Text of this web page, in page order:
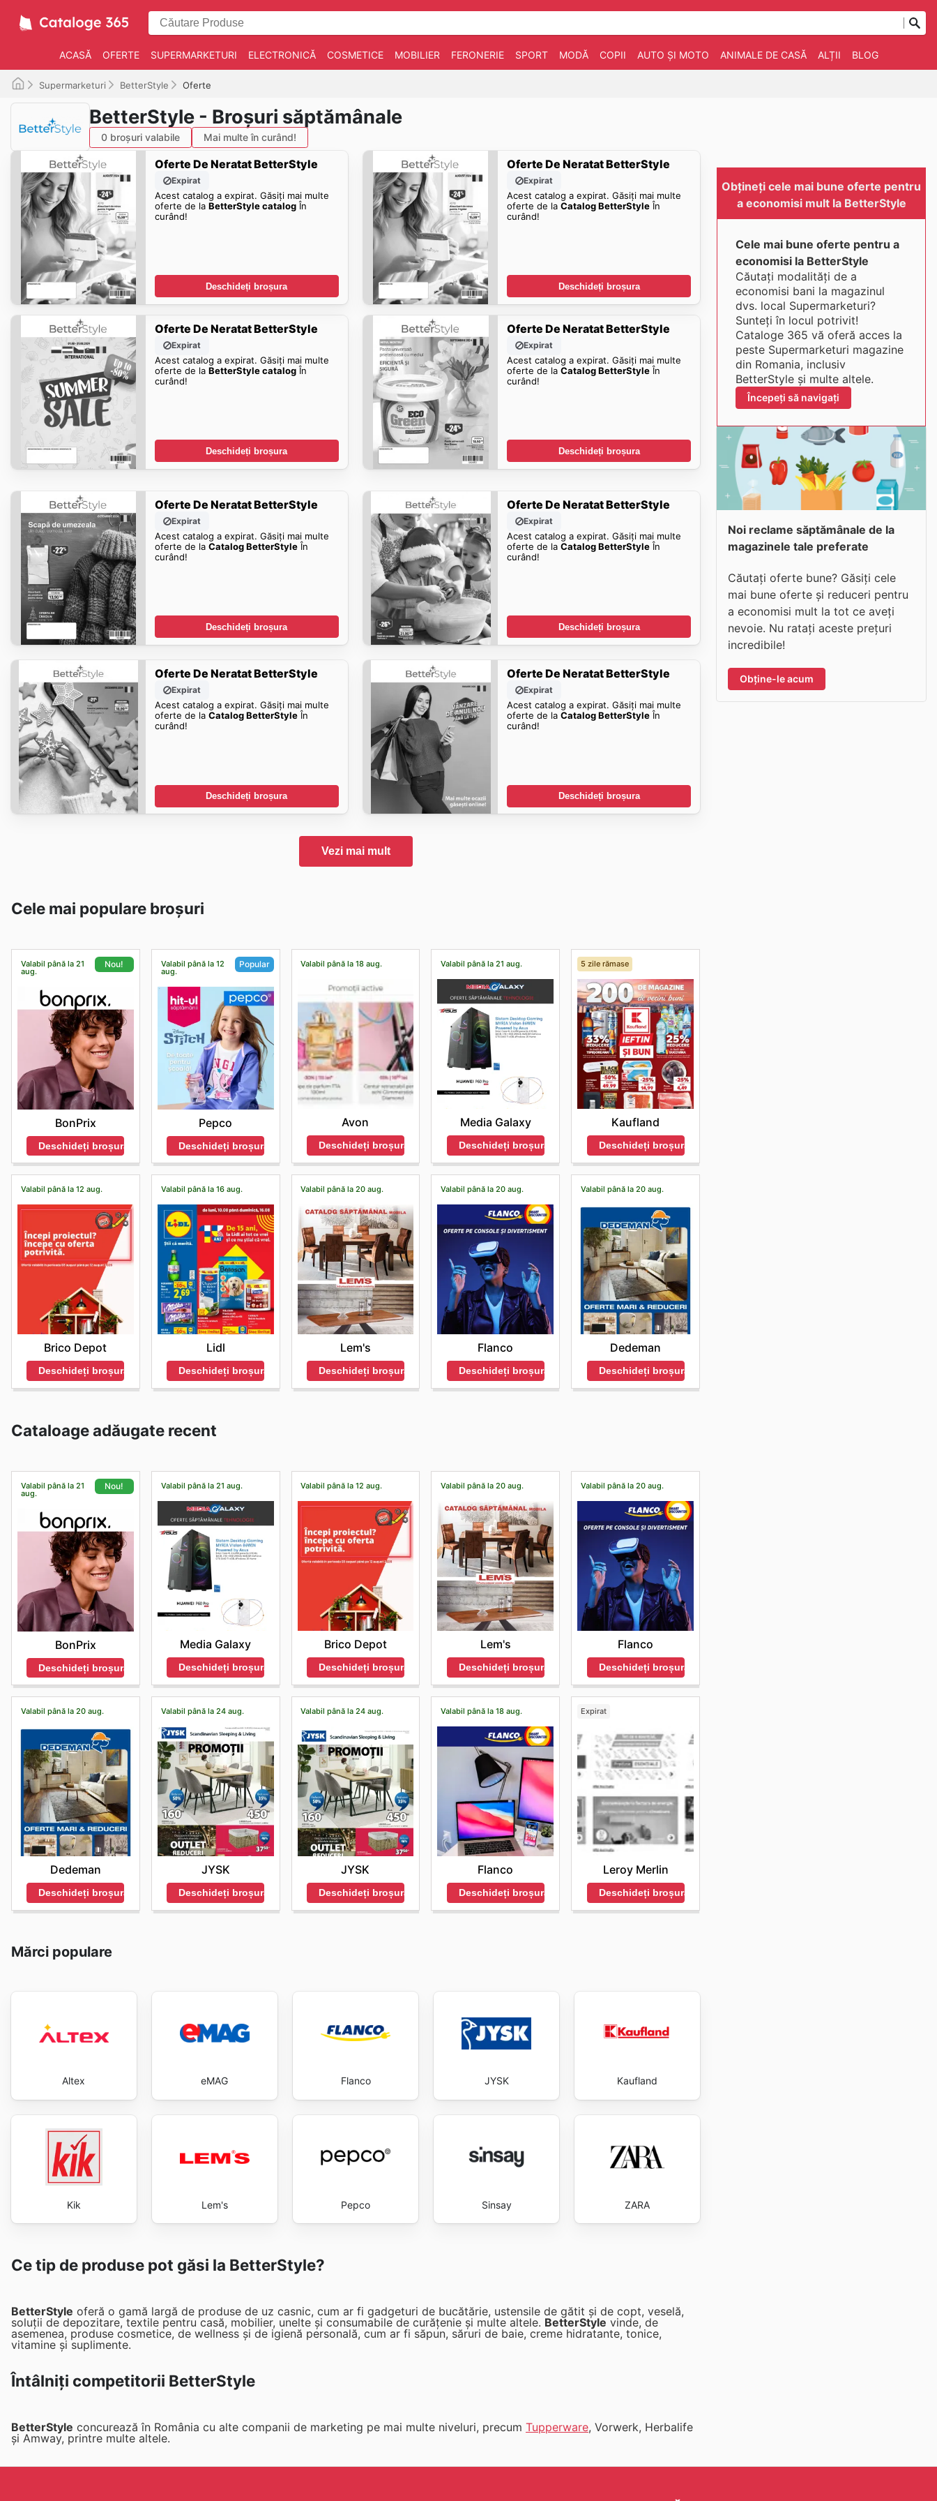
ACASĂ OFERTE SUPERMARKETURI ELECTRONICĂ COSMETICE MOBILIER FERONERIE SPORT MODĂ COPII AUTO ȘI MOTO ANIMALE DE CASĂ ALȚII BLOG
Supermarketuri BetterStyle Oferte
BetterStyle - Broșuri săptămânale
0 broșuri valabile Mai multe în curând!
Oferte De Neratat BetterStyle
Expirat
Acest catalog a expirat. Găsiți mai multe
oferte de la BetterStyle catalogÎn
curând!
Deschideți broșura
Oferte De Neratat BetterStyle
Expirat
Acest catalog a expirat. Găsiți mai multe
oferte de laCatalog BetterStyle În
curând!
Deschideți broșura
Oferte De Neratat BetterStyle
Expirat
Acest catalog a expirat. Găsiți mai multe
oferte de la BetterStyle catalogÎn
curând!
Deschideți broșura
Oferte De Neratat BetterStyle
Expirat
Acest catalog a expirat. Găsiți mai multe
oferte de laCatalog BetterStyle În
curând!
Deschideți broșura
Oferte De Neratat BetterStyle
Expirat
Acest catalog a expirat. Găsiți mai multe
oferte de la Catalog BetterStyleÎn
curând!
Deschideți broșura
Oferte De Neratat BetterStyle
Expirat
Acest catalog a expirat. Găsiți mai multe
oferte de laCatalog BetterStyle În
curând!
Deschideți broșura
Oferte De Neratat BetterStyle
Expirat
Acest catalog a expirat. Găsiți mai multe
oferte de la Catalog BetterStyleÎn
curând!
Deschideți broșura
Oferte De Neratat BetterStyle
Expirat
Acest catalog a expirat. Găsiți mai multe
oferte de laCatalog BetterStyle În
curând!
Deschideți broșura
Vezi mai mult
Cele mai populare broșuri
Valabil până la 21
aug.
Nou!
BonPrix
Deschideți broșura
Valabil până la 12
aug.
Popular
Pepco
Deschideți broșura
Valabil până la 18 aug.
Avon
Deschideți broșura
Valabil până la 21 aug.
Media Galaxy
Deschideți broșura
5 zile rămase
Kaufland
Deschideți broșura
Valabil până la 12 aug.
Brico Depot
Deschideți broșura
Valabil până la 16 aug.
Lidl
Deschideți broșura
Valabil până la 20 aug.
Lem's
Deschideți broșura
Valabil până la 20 aug.
Flanco
Deschideți broșura
Valabil până la 20 aug.
Dedeman
Deschideți broșura
Cataloage adăugate recent
Valabil până la 21
aug.
Nou!
BonPrix
Deschideți broșura
Valabil până la 21 aug.
Media Galaxy
Deschideți broșura
Valabil până la 12 aug.
Brico Depot
Deschideți broșura
Valabil până la 20 aug.
Lem's
Deschideți broșura
Valabil până la 20 aug.
Flanco
Deschideți broșura
Valabil până la 20 aug.
Dedeman
Deschideți broșura
Valabil până la 24 aug.
JYSK
Deschideți broșura
Valabil până la 24 aug.
JYSK
Deschideți broșura
Valabil până la 18 aug.
Flanco
Deschideți broșura
Expirat
Leroy Merlin
Deschideți broșura
Mărci populare
Altex eMAG Flanco JYSK Kaufland
Kik Lem's Pepco Sinsay ZARA
Ce tip de produse pot găsi la BetterStyle?
BetterStyle oferă o gamă largă de produse de uz casnic, cum ar fi gadgeturi de bucătărie, ustensile de gătit și de copt, veselă,
soluții de depozitare, textile pentru casă, mobilier, unelte și consumabile de curățenie și multe altele. BetterStyle vinde, de
asemenea, produse cosmetice, de wellness și de igienă personală, cum ar fi săpun, săruri de baie, creme hidratante, tonice,
vitamine și suplimente.
Întâlniți competitorii BetterStyle
BetterStyle concurează în România cu alte companii de marketing pe mai multe niveluri, precum Tupperware, Vorwerk, Herbalife
și Amway, printre multe altele.
Obțineți cele mai bune oferte pentru
a economisi mult la BetterStyle
Cele mai bune oferte pentru a
economisi la BetterStyle
Căutați modalități de a
economisi bani la magazinul
dvs. local Supermarketuri?
Sunteți în locul potrivit!
Cataloge 365 vă oferă acces la
peste Supermarketuri magazine
din Romania, inclusiv
BetterStyle și multe altele.
Începeți să navigați
Noi reclame săptămânale de la
magazinele tale preferate
Căutați oferte bune? Găsiți cele
mai bune oferte și reduceri pentru
a economisi mult la tot ce aveți
nevoie. Nu ratați aceste prețuri
incredibile!
Obține-le acum